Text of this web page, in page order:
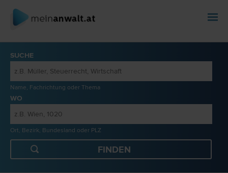
SUCHE
Name, Fachrichtung oder Thema
WO
Ort, Bezirk, Bundesland oder PLZ